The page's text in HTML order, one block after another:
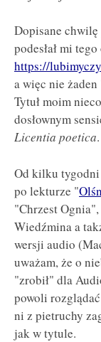
Dopisane
podesłał mi
https://
a więc nie
Tytuł moim
dosłownym
Licentia poetica.
Od kilku tygodni
po lekturze "
"Chrzest
Wiedźmina a
wersji audio
uważam, że o
"zrobił" dla
powoli
ni z pietruchy
jak w tytule.